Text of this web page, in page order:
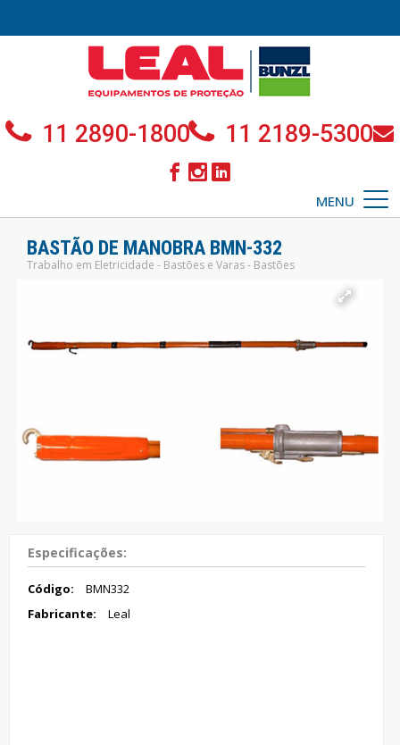
11 2890-1800 11 2189-5300
MENU
BASTÃO DE MANOBRA BMN-332
Trabalho em Eletricidade - Bastões e Varas - Bastões
Especificações:
Código:
BMN332
Fabricante:
Leal